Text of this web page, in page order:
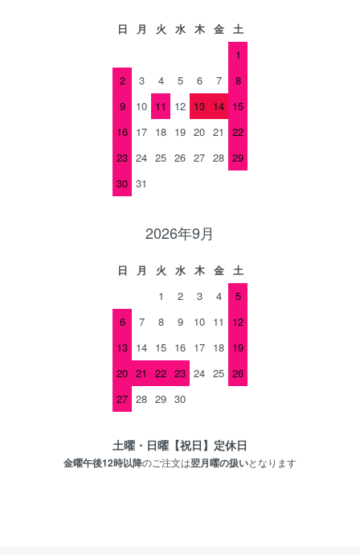
日 月 火 水 木 金
土
1
2
3 4 5 6 7
8
9
10 11 12 13 14 15
16 17 18 19 20 21
22
23 24 25 26 27 28 29
30 31
2026年9月
日 月 火 水 木 金
土
1
2 3 4
5
6
7 8 9 10 11
12
13 14 15 16 17 18 19
20 21 22 23 24 25 26
27 28 29 30
土曜・日曜【祝日】定休日
金曜午後12時以降のご注文は翌月曜の扱いとなります